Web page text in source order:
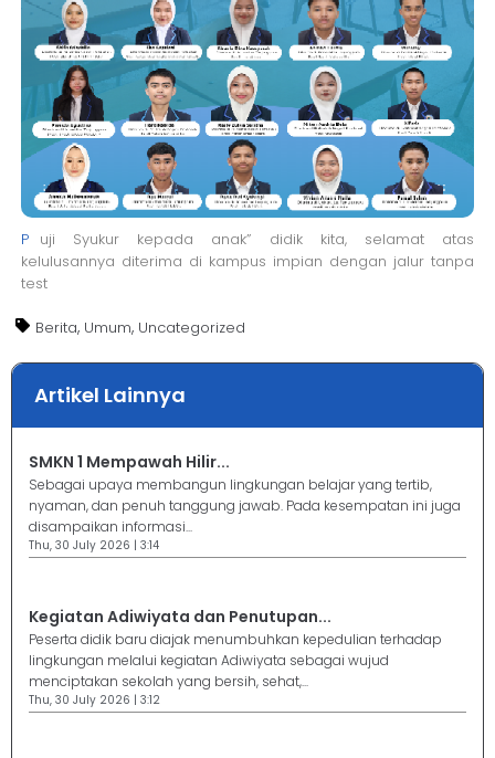
P uji Syukur kepada anak” didik kita, selamat atas
kelulusannya diterima di kampus impian dengan jalur tanpa
test
Berita, Umum, Uncategorized
Artikel Lainnya
SMKN 1 Mempawah Hilir...
Sebagai upaya membangun lingkungan belajar yang tertib,
nyaman, dan penuh tanggung jawab. Pada kesempatan ini juga
disampaikan informasi...
Thu, 30 July 2026 | 3:14
Kegiatan Adiwiyata dan Penutupan...
Peserta didik baru diajak menumbuhkan kepedulian terhadap
lingkungan melalui kegiatan Adiwiyata sebagai wujud
menciptakan sekolah yang bersih, sehat,...
Thu, 30 July 2026 | 3:12